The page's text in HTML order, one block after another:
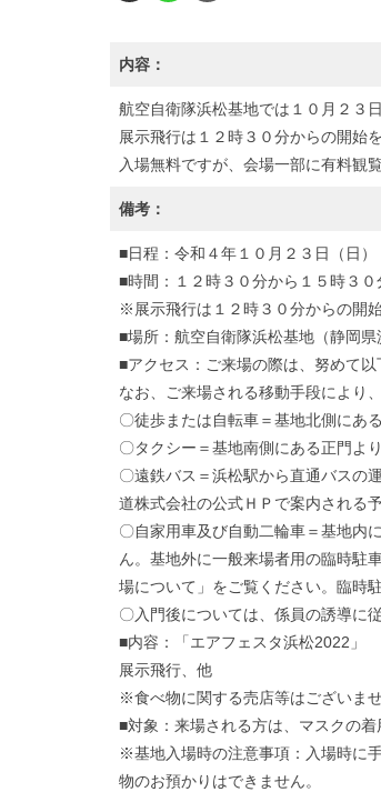
内容：
航空自衛隊浜松基地では１０月２３
展示飛行は１２時３０分からの開始を
入場無料ですが、会場一部に有料観
備考：
■日程：令和４年１０月２３日（日）
■時間：１２時３０分から１５時３０
※展示飛行は１２時３０分からの開
■場所：航空自衛隊浜松基地（静岡県
■アクセス：ご来場の際は、努めて
なお、ご来場される移動手段により
〇徒歩または自転車＝基地北側にあ
〇タクシー＝基地南側にある正門よ
〇遠鉄バス＝浜松駅から直通バスの
道株式会社の公式ＨＰで案内される予
〇自家用車及び自動二輪車＝基地内
ん。基地外に一般来場者用の臨時駐
場について」をご覧ください。臨時
〇入門後については、係員の誘導に
■内容：「エアフェスタ浜松2022」
展示飛行、他
※食べ物に関する売店等はございま
■対象：来場される方は、マスクの
※基地入場時の注意事項：入場時に
物のお預かりはできません。